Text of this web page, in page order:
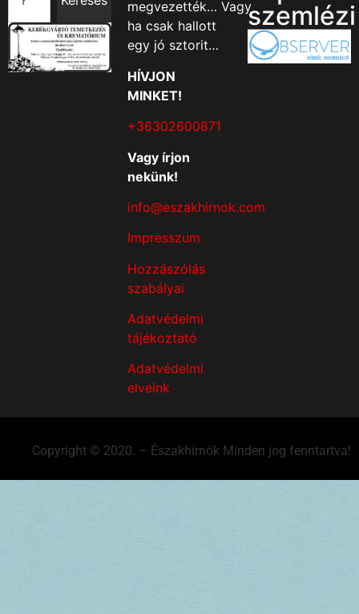
megvezették… Vagy
ha csak hallott
egy jó sztorit…
HÍVJON
MINKET!
+36302600871
Vagy írjon
nekünk!
info@eszakhirnok.com
Impresszum
Hozzászólás
szabályai
Adatvédelmi
tájékoztató
Adatvédelmi
elveink
szemlézi
Copyright © 2020. – Északhírnök Minden jog fenntartva!